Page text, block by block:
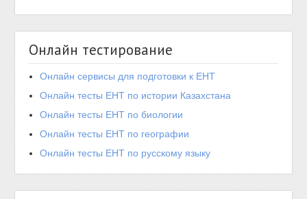
Онлайн тестирование
Онлайн сервисы для подготовки к ЕНТ
Онлайн тесты ЕНТ по истории Казахстана
Онлайн тесты ЕНТ по биологии
Онлайн тесты ЕНТ по географии
Онлайн тесты ЕНТ по русскому языку